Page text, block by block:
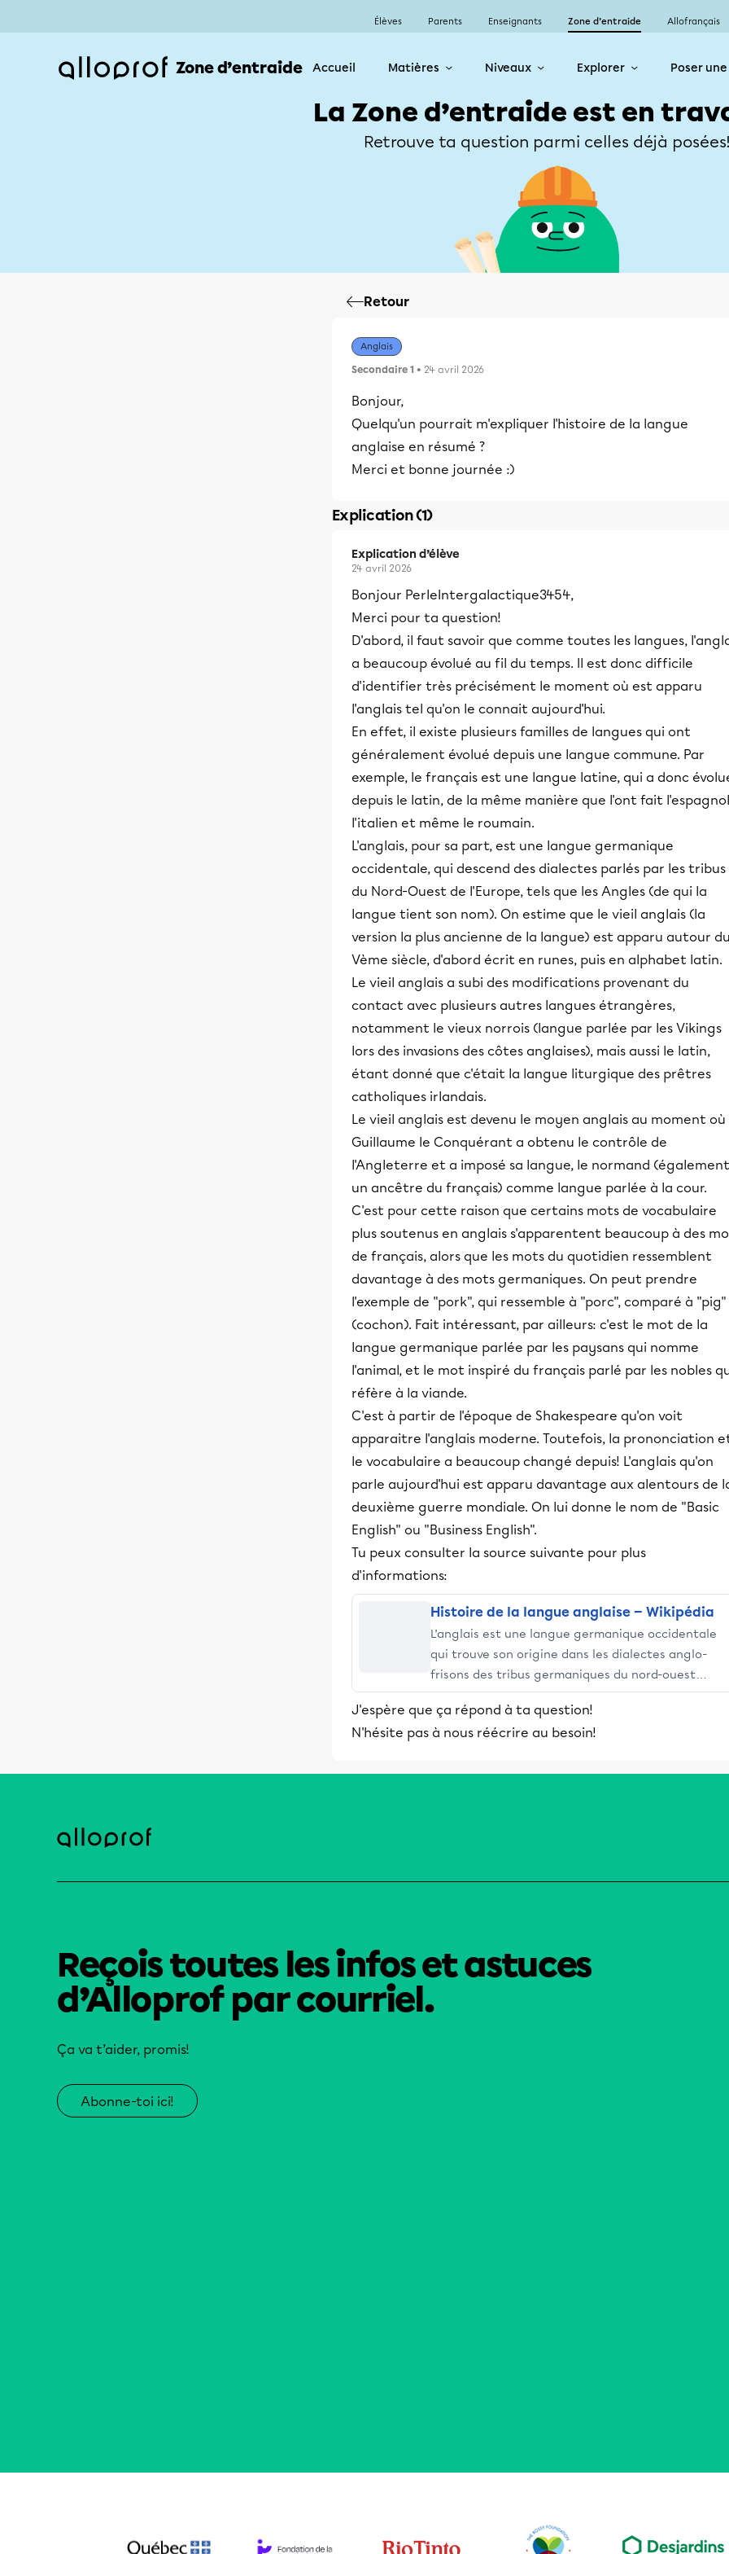
Élèves Parents Enseignants Zone d’entraide Allofrançais
Zone d’entraide Accueil Matières Niveaux Explorer Poser
La Zone d’entraide est en
Retrouve ta question parmi celles déjà
Retour
Anglais
Secondaire 1 • 24 avril 2026
Bonjour,
Quelqu'un pourrait m'expliquer l'histoire de la langue
anglaise en résumé ?
Merci et bonne journée :)
Explication (1)
Explication d’élève
24 avril 2026
Bonjour PerleIntergalactique3454,
Merci pour ta question!
D'abord, il faut savoir que comme toutes les langues,
a beaucoup évolué au fil du temps. Il est donc difficile
d'identifier très précisément le moment où est apparu
l'anglais tel qu'on le connait aujourd'hui.
En effet, il existe plusieurs familles de langues qui ont
généralement évolué depuis une langue commune. Par
exemple, le français est une langue latine, qui a donc
depuis le latin, de la même manière que l'ont fait
l'italien et même le roumain.
L'anglais, pour sa part, est une langue germanique
occidentale, qui descend des dialectes parlés par les tribus
du Nord-Ouest de l'Europe, tels que les Angles (de qui la
langue tient son nom). On estime que le vieil anglais (la
version la plus ancienne de la langue) est apparu autour
Vème siècle, d'abord écrit en runes, puis en alphabet latin.
Le vieil anglais a subi des modifications provenant du
contact avec plusieurs autres langues étrangères,
notamment le vieux norrois (langue parlée par les Vikings
lors des invasions des côtes anglaises), mais aussi le latin,
étant donné que c'était la langue liturgique des prêtres
catholiques irlandais.
Le vieil anglais est devenu le moyen anglais au moment où
Guillaume le Conquérant a obtenu le contrôle de
l'Angleterre et a imposé sa langue, le normand (également
un ancêtre du français) comme langue parlée à la cour.
C'est pour cette raison que certains mots de vocabulaire
plus soutenus en anglais s'apparentent beaucoup à des
de français, alors que les mots du quotidien ressemblent
davantage à des mots germaniques. On peut prendre
l'exemple de "pork", qui ressemble à "porc", comparé à "pig"
(cochon). Fait intéressant, par ailleurs: c'est le mot de la
langue germanique parlée par les paysans qui nomme
l'animal, et le mot inspiré du français parlé par les nobles
réfère à la viande.
C'est à partir de l'époque de Shakespeare qu'on voit
apparaitre l'anglais moderne. Toutefois, la prononciation
le vocabulaire a beaucoup changé depuis! L'anglais qu'on
parle aujourd'hui est apparu davantage aux alentours de
deuxième guerre mondiale. On lui donne le nom de "Basic
English" ou "Business English".
Tu peux consulter la source suivante pour plus
d'informations:
Histoire de la langue anglaise — Wikipédia
L’anglais est une langue germanique occidentale
qui trouve son origine dans les dialectes anglo-
frisons des tribus germaniques du nord-ouest
européen.
J'espère que ça répond à ta question!
N'hésite pas à nous réécrire au besoin!
Reçois toutes les infos et astuces
d’Alloprof par courriel.
Ça va t’aider, promis!
Abonne-toi ici!